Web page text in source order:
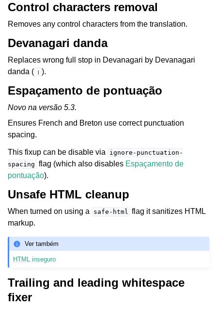
Control characters removal
Removes any control characters from the translation.
Devanagari danda
Replaces wrong full stop in Devanagari by Devanagari
danda ( । ).
Espaçamento de pontuação
Novo na versão 5.3.
Ensures French and Breton use correct punctuation
spacing.
This fixup can be disable via
ignore-punctuation-
spacing flag (which also disables Espaçamento de
pontuação).
Unsafe HTML cleanup
When turned on using a safe-html flag it sanitizes HTML
markup.
Ver também
HTML inseguro
Trailing and leading whitespace
fixer